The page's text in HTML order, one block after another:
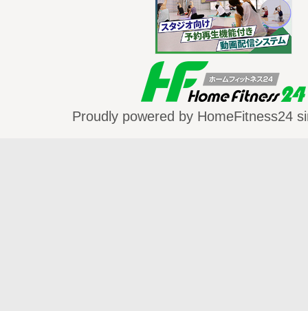
YouTubeのダイジェスト動画はこちら
Proudly powered by HomeFitness24